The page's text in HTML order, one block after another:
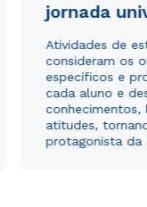
jornada
Atividades de
consideram os
específicos e
cada aluno e
conhecimentos,
atitudes,
protagonista da